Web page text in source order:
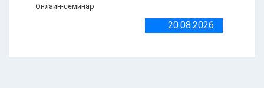
Онлайн-семинар
20.08.2026